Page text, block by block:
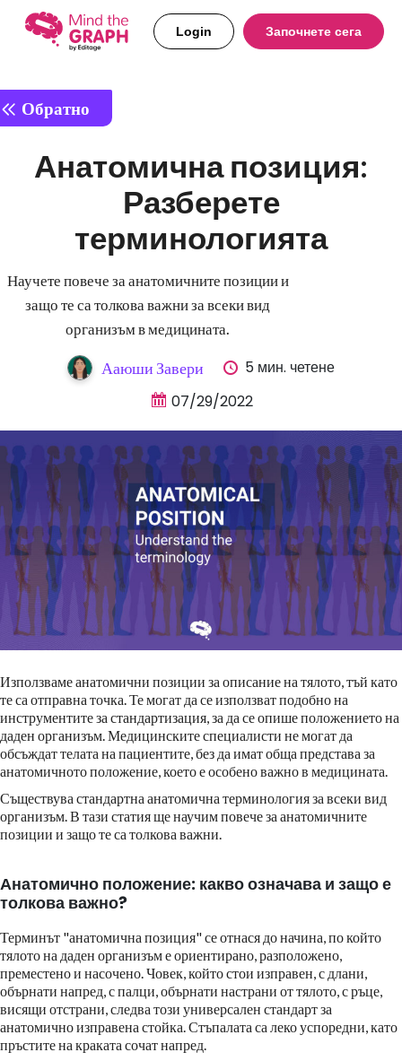
Login Започнете сега
Обратно
Анатомична позиция:
Разберете
терминологията
Научете повече за анатомичните позиции и
защо те са толкова важни за всеки вид
организъм в медицината.
Ааюши Завери
5 мин. четене
07/29/2022
Използваме анатомични позиции за описание на тялото, тъй като
те са отправна точка. Те могат да се използват подобно на
инструментите за стандартизация, за да се опише положението на
даден организъм. Медицинските специалисти не могат да
обсъждат телата на пациентите, без да имат обща представа за
анатомичното положение, което е особено важно в медицината.
Съществува стандартна анатомична терминология за всеки вид
организъм. В тази статия ще научим повече за анатомичните
позиции и защо те са толкова важни.
Анатомично положение: какво означава и защо е
толкова важно?
Терминът "анатомична позиция" се отнася до начина, по който
тялото на даден организъм е ориентирано, разположено,
преместено и насочено. Човек, който стои изправен, с длани,
обърнати напред, с палци, обърнати настрани от тялото, с ръце,
висящи отстрани, следва този универсален стандарт за
анатомично изправена стойка. Стъпалата са леко успоредни, като
пръстите на краката сочат напред.